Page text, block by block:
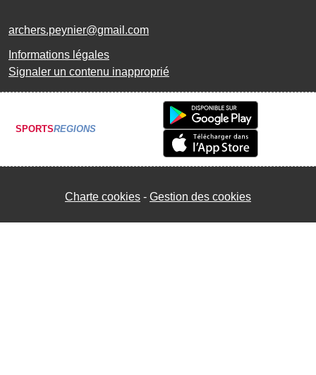
archers.peynier@gmail.com
Informations légales
Signaler un contenu inapproprié
SPORTSREGIONS
Charte cookies Gestion des cookies